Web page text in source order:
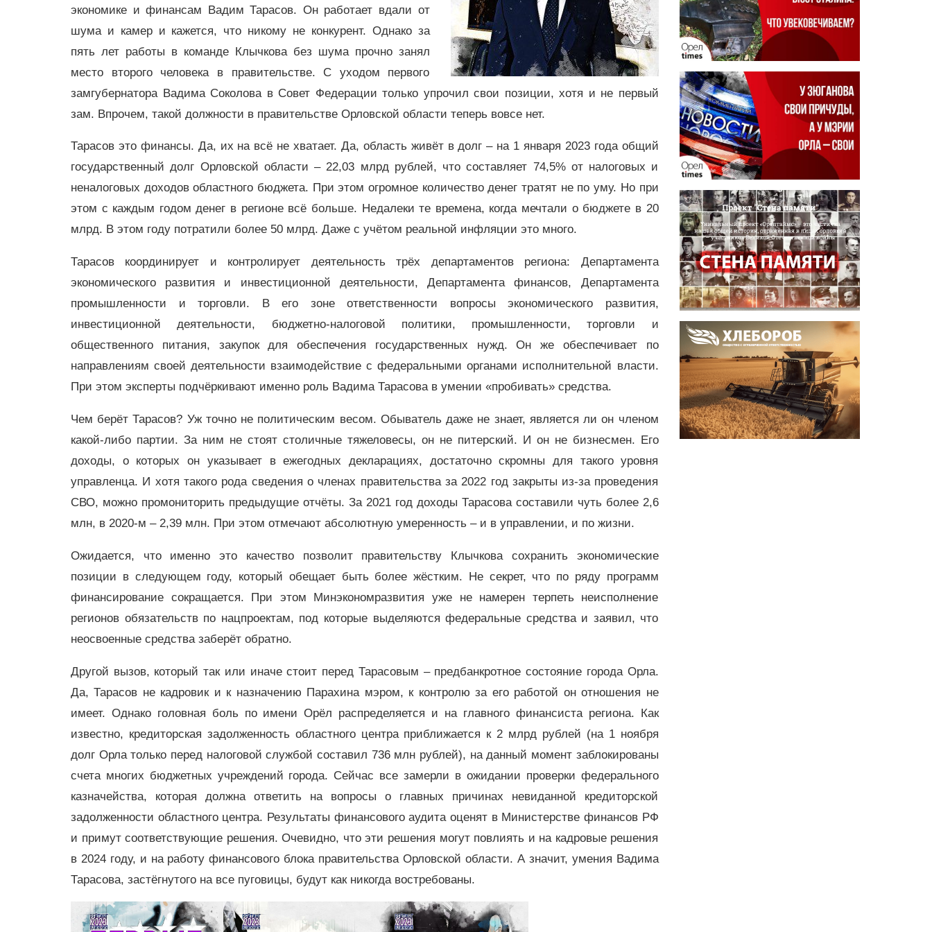
экономике и финансам Вадим Тарасов. Он работает вдали от
шума и камер и кажется, что никому не конкурент. Однако за
пять лет работы в команде Клычкова без шума прочно занял
место второго человека в правительстве. С уходом первого
замгубернатора Вадима Соколова в Совет Федерации только упрочил свои позиции, хотя и не первый
зам. Впрочем, такой должности в правительстве Орловской области теперь вовсе нет.
Тарасов это финансы. Да, их на всё не хватает. Да, область живёт в долг – на 1 января 2023 года общий
государственный долг Орловской области – 22,03 млрд рублей, что составляет 74,5% от налоговых и
неналоговых доходов областного бюджета. При этом огромное количество денег тратят не по уму. Но при
этом с каждым годом денег в регионе всё больше. Недалеки те времена, когда мечтали о бюджете в 20
млрд. В этом году потратили более 50 млрд. Даже с учётом реальной инфляции это много.
Тарасов координирует и контролирует деятельность трёх департаментов региона: Департамента
экономического развития и инвестиционной деятельности, Департамента финансов, Департамента
промышленности и торговли. В его зоне ответственности вопросы экономического развития,
инвестиционной деятельности, бюджетно-налоговой политики, промышленности, торговли и
общественного питания, закупок для обеспечения государственных нужд. Он же обеспечивает по
направлениям своей деятельности взаимодействие с федеральными органами исполнительной власти.
При этом эксперты подчёркивают именно роль Вадима Тарасова в умении «пробивать» средства.
Чем берёт Тарасов? Уж точно не политическим весом. Обыватель даже не знает, является ли он членом
какой-либо партии. За ним не стоят столичные тяжеловесы, он не питерский. И он не бизнесмен. Его
доходы, о которых он указывает в ежегодных декларациях, достаточно скромны для такого уровня
управленца. И хотя такого рода сведения о членах правительства за 2022 год закрыты из-за проведения
СВО, можно промониторить предыдущие отчёты. За 2021 год доходы Тарасова составили чуть более 2,6
млн, в 2020-м – 2,39 млн. При этом отмечают абсолютную умеренность – и в управлении, и по жизни.
Ожидается, что именно это качество позволит правительству Клычкова сохранить экономические
позиции в следующем году, который обещает быть более жёстким. Не секрет, что по ряду программ
финансирование сокращается. При этом Минэкономразвития уже не намерен терпеть неисполнение
регионов обязательств по нацпроектам, под которые выделяются федеральные средства и заявил, что
неосвоенные средства заберёт обратно.
Другой вызов, который так или иначе стоит перед Тарасовым – предбанкротное состояние города Орла.
Да, Тарасов не кадровик и к назначению Парахина мэром, к контролю за его работой он отношения не
имеет. Однако головная боль по имени Орёл распределяется и на главного финансиста региона. Как
известно, кредиторская задолженность областного центра приближается к 2 млрд рублей (на 1 ноября
долг Орла только перед налоговой службой составил 736 млн рублей), на данный момент заблокированы
счета многих бюджетных учреждений города. Сейчас все замерли в ожидании проверки федерального
казначейства, которая должна ответить на вопросы о главных причинах невиданной кредиторской
задолженности областного центра. Результаты финансового аудита оценят в Министерстве финансов РФ
и примут соответствующие решения. Очевидно, что эти решения могут повлиять и на кадровые решения
в 2024 году, и на работу финансового блока правительства Орловской области. А значит, умения Вадима
Тарасова, застёгнутого на все пуговицы, будут как никогда востребованы.